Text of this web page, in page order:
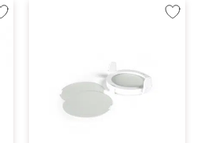
Zur Wunschliste hinzufügen Zur